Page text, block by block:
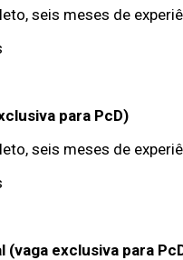
seis meses de
para PcD)
seis meses de
exclusiva para